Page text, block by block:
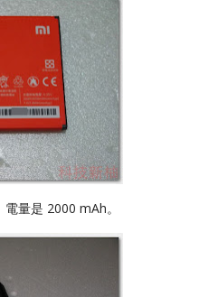
量是 2000 mAh。